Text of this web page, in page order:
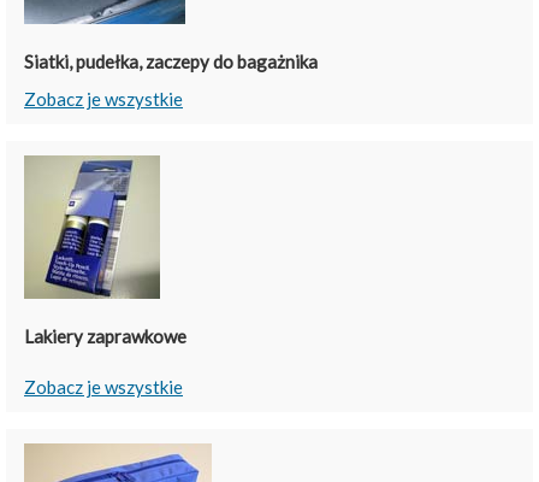
Siatki, pudełka, zaczepy do bagażnika
Zobacz je wszystkie
Lakiery zaprawkowe
Zobacz je wszystkie